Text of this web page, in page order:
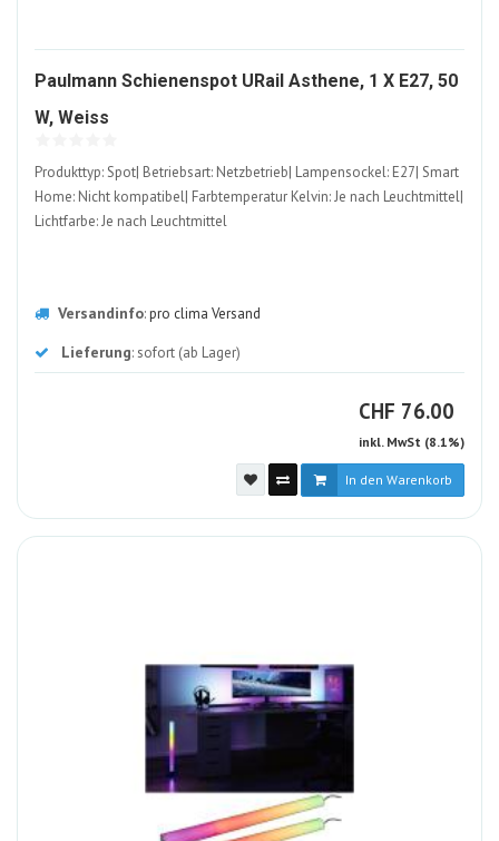
Paulmann Schienenspot URail Asthene, 1 X E27, 50
W, Weiss
Produkttyp: Spot| Betriebsart: Netzbetrieb| Lampensockel: E27| Smart
Home: Nicht kompatibel| Farbtemperatur Kelvin: Je nach Leuchtmittel|
Lichtfarbe: Je nach Leuchtmittel
Versandinfo:pro clima Versand
Lieferung: sofort (ab Lager)
CHF CHF
76.00
inkl. MwSt (8.1%)
In den Warenkorb